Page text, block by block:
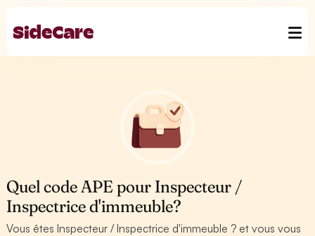
Quel code APE pour Inspecteur /
Inspectrice d'immeuble?
Vous êtes Inspecteur / Inspectrice d'immeuble ? et vous vous